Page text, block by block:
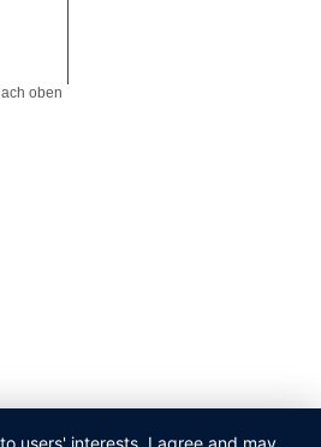
users' interests. I agree and may